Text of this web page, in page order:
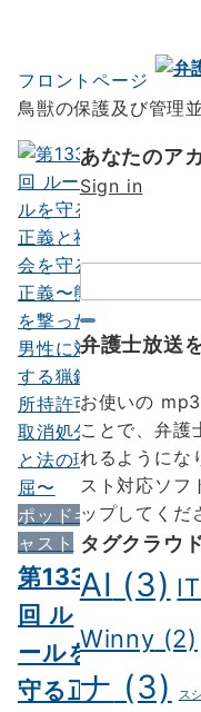
フロントページ
鳥獣の保護及び管理
ポッドキ
ャスト
第133
回 ル
ールを
守る正
あなたのア
Sign in
検
索：
弁護士放送
お使いの
ことで、弁護
れるようにな
スト対応ソフ
ップしてくだ
タグクラウ
AI (3)
Winny (2)
ナ (3) ス